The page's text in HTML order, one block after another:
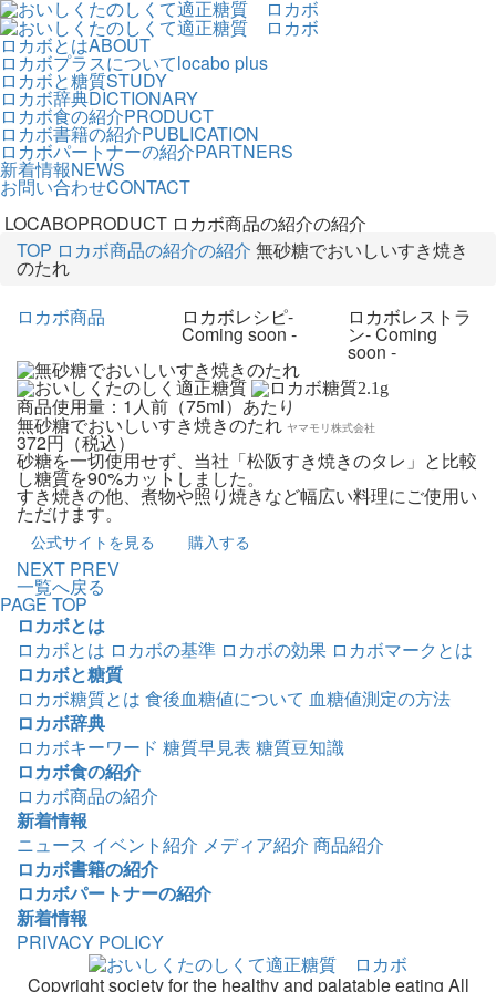
ロカボとはABOUT
ロカボプラスについてlocabo plus
ロカボと糖質STUDY
ロカボ辞典DICTIONARY
ロカボ食の紹介PRODUCT
ロカボ書籍の紹介PUBLICATION
ロカボパートナーの紹介PARTNERS
新着情報NEWS
お問い合わせCONTACT
LOCABOPRODUCT ロカボ商品の紹介の紹介
TOP ロカボ商品の紹介の紹介 無砂糖でおいしいすき焼き
のたれ
ロカボ商品
ロカボレシピ-
Coming soon -
ロカボレストラ
ン- Coming
soon -
2.1 g
商品使用量：1人前（75ml）あたり
無砂糖でおいしいすき焼きのたれ ヤマモリ株式会社
372円（税込）
砂糖を一切使用せず、当社「松阪すき焼きのタレ」と比較
し糖質を90%カットしました。
すき焼きの他、煮物や照り焼きなど幅広い料理にご使用い
ただけます。
公式サイトを見る 購入する
NEXT PREV
一覧へ戻る
PAGE TOP
ロカボとは
ロカボとは ロカボの基準 ロカボの効果 ロカボマークとは
ロカボと糖質
ロカボ糖質とは 食後血糖値について 血糖値測定の方法
ロカボ辞典
ロカボキーワード 糖質早見表 糖質豆知識
ロカボ食の紹介
ロカボ商品の紹介
新着情報
ニュース イベント紹介 メディア紹介 商品紹介
ロカボ書籍の紹介
ロカボパートナーの紹介
新着情報
PRIVACY POLICY
Copyright society for the healthy and palatable eating All